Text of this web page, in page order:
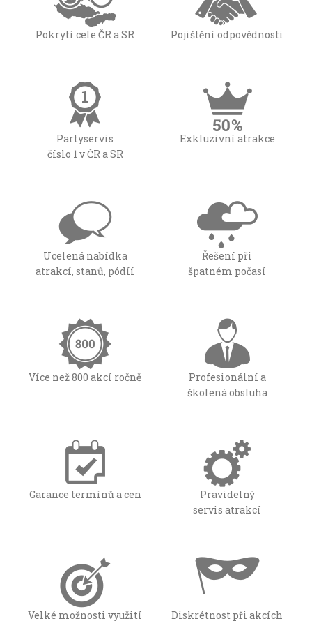
Pokrytí cele ČR a SR Pojištění odpovědnosti
Partyservis
číslo 1 v ČR a SR
Exkluzivní atrakce
Ucelená nabídka
atrakcí, stanů, pódíí
Řešení při
špatném počasí
Více než 800 akcí ročně
Profesionální a
školená obsluha
Garance termínů a cen
Pravidelný
servis atrakcí
Velké možnosti využití Diskrétnost při akcích